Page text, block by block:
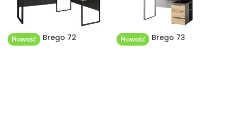
Brego 72 Brego 73
Nowość Nowość